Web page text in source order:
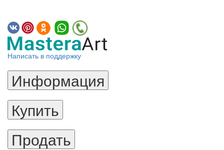
Написать в поддержку
Информация
Купить
Продать